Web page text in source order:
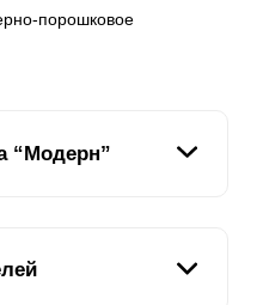
порошковое
“Модерн”
выглядит с обеих
так и со стороны